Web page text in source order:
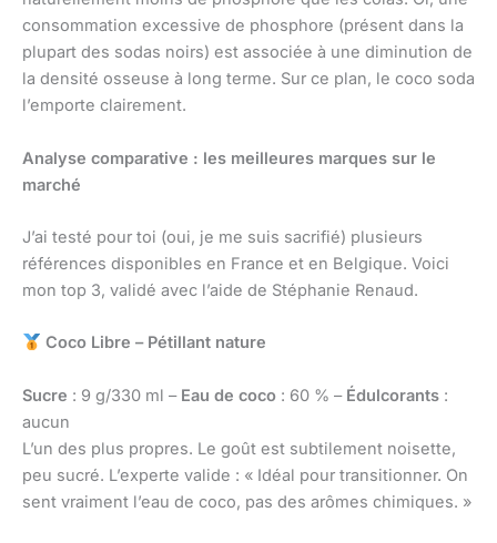
consommation excessive de phosphore (présent dans la
plupart des sodas noirs) est associée à une diminution de
la densité osseuse à long terme. Sur ce plan, le coco soda
l’emporte clairement.
Analyse comparative : les meilleures marques sur le
marché
J’ai testé pour toi (oui, je me suis sacrifié) plusieurs
références disponibles en France et en Belgique. Voici
mon top 3, validé avec l’aide de Stéphanie Renaud.
Coco Libre – Pétillant nature
Sucre : 9 g/330 ml – Eau de coco : 60 % – Édulcorants :
aucun
L’un des plus propres. Le goût est subtilement noisette,
peu sucré. L’experte valide : « Idéal pour transitionner. On
sent vraiment l’eau de coco, pas des arômes chimiques. »